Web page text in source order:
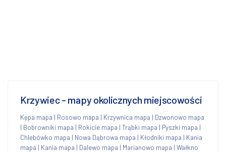
Krzywiec - mapy okolicznych miejscowości
Kępa mapa | Rosowo mapa | Krzywnica mapa | Dzwonowo mapa
| Bobrowniki mapa | Rokicie mapa | Trąbki mapa | Pyszki mapa |
Chlebówko mapa | Nowa Dąbrowa mapa | Kłodniki mapa | Kania
mapa | Kania mapa | Dalewo mapa | Marianowo mapa | Wałkno